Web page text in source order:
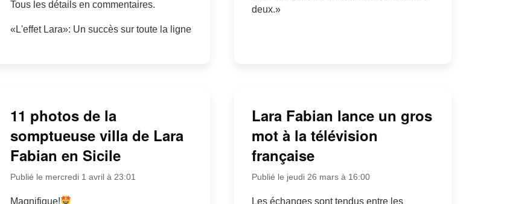
Tous les détails en commentaires.
«L'effet Lara»: Un succès sur toute la ligne
deux.»
11 photos de la
somptueuse villa de Lara
Fabian en Sicile
Publié le mercredi 1 avril à 23:01
Magnifique!
Lara Fabian lance un gros
mot à la télévision
française
Publié le jeudi 26 mars à 16:00
Les échanges sont tendus entre les